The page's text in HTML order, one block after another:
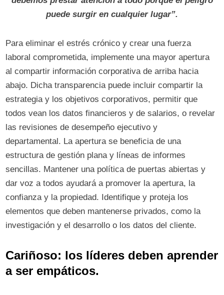
puede surgir en cualquier lugar”.
Para eliminar el estrés crónico y crear una fuerza
laboral comprometida, implemente una mayor apertura
al compartir información corporativa de arriba hacia
abajo. Dicha transparencia puede incluir compartir la
estrategia y los objetivos corporativos, permitir que
todos vean los datos financieros y de salarios, o revelar
las revisiones de desempeño ejecutivo y
departamental. La apertura se beneficia de una
estructura de gestión plana y líneas de informes
sencillas. Mantener una política de puertas abiertas y
dar voz a todos ayudará a promover la apertura, la
confianza y la propiedad. Identifique y proteja los
elementos que deben mantenerse privados, como la
investigación y el desarrollo o los datos del cliente.
Cariñoso: los líderes deben aprender
a ser empáticos.